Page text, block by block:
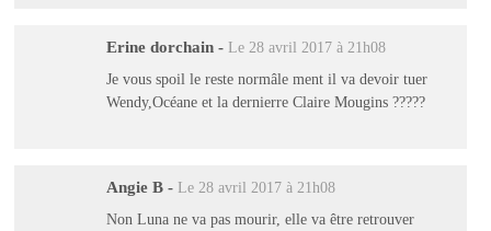
Erine dorchain - Le 28 avril 2017 à 21h08
Je vous spoil le reste normâle ment il va devoir tuer
Wendy,Océane et la dernierre Claire Mougins ?????
Angie B - Le 28 avril 2017 à 21h08
Non Luna ne va pas mourir, elle va être retrouver